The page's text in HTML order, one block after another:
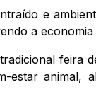
e
a
feira
estar animal,